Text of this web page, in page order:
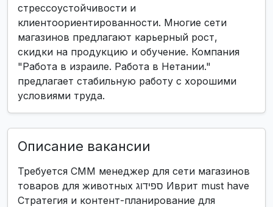
стрессоустойчивости и
клиентоориентированности. Многие сети
магазинов предлагают карьерный рост,
скидки на продукцию и обучение. Компания
"Работа в израиле. Работа в Нетании."
предлагает стабильную работу с хорошими
условиями труда.
Описание вакансии
Требуется СММ менеджер для сети магазинов
товаров для животных ספידוג Иврит must have
Стратегия и контент-планирование для